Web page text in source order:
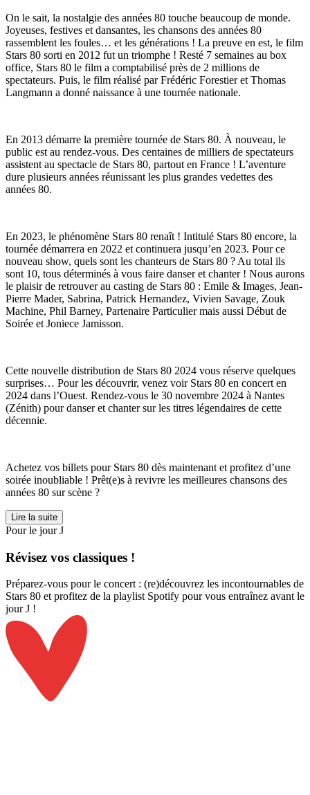
On le sait, la nostalgie des années 80 touche beaucoup de monde.
Joyeuses, festives et dansantes, les chansons des années 80
rassemblent les foules… et les générations ! La preuve en est, le film
Stars 80 sorti en 2012 fut un triomphe ! Resté 7 semaines au box
office, Stars 80 le film a comptabilisé près de 2 millions de
spectateurs. Puis, le film réalisé par Frédéric Forestier et Thomas
Langmann a donné naissance à une tournée nationale.
En 2013 démarre la première tournée de Stars 80. À nouveau, le
public est au rendez-vous. Des centaines de milliers de spectateurs
assistent au spectacle de Stars 80, partout en France ! L’aventure
dure plusieurs années réunissant les plus grandes vedettes des
années 80.
En 2023, le phénomène Stars 80 renaît ! Intitulé Stars 80 encore, la
tournée démarrera en 2022 et continuera jusqu’en 2023. Pour ce
nouveau show, quels sont les chanteurs de Stars 80 ? Au total ils
sont 10, tous déterminés à vous faire danser et chanter ! Nous aurons
le plaisir de retrouver au casting de Stars 80 : Emile & Images, Jean-
Pierre Mader, Sabrina, Patrick Hernandez, Vivien Savage, Zouk
Machine, Phil Barney, Partenaire Particulier mais aussi Début de
Soirée et Joniece Jamisson.
Cette nouvelle distribution de Stars 80 2024 vous réserve quelques
surprises… Pour les découvrir, venez voir Stars 80 en concert en
2024 dans l’Ouest. Rendez-vous le 30 novembre 2024 à Nantes
(Zénith) pour danser et chanter sur les titres légendaires de cette
décennie.
Achetez vos billets pour Stars 80 dès maintenant et profitez d’une
soirée inoubliable ! Prêt(e)s à revivre les meilleures chansons des
années 80 sur scène ?
Lire la suite
Pour le jour J
Révisez vos classiques !
Préparez-vous pour le concert : (re)découvrez les incontournables de
Stars 80 et profitez de la playlist Spotify pour vous entraînez avant le
jour J !